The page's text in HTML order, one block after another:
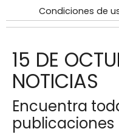
Condiciones de
15 DE
NOTICIAS
Encuentra
publicaciones